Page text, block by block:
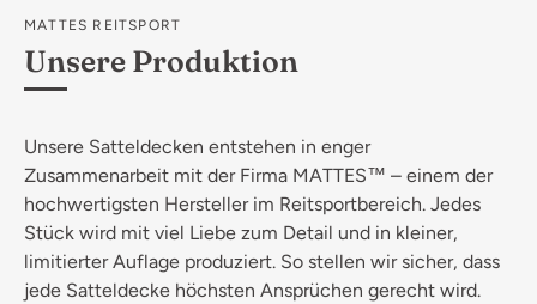
MATTES REITSPORT
Unsere Produktion
Unsere Satteldecken entstehen in enger
Zusammenarbeit mit der Firma MATTES™ – einem der
hochwertigsten Hersteller im Reitsportbereich. Jedes
Stück wird mit viel Liebe zum Detail und in kleiner,
limitierter Auflage produziert. So stellen wir sicher, dass
jede Satteldecke höchsten Ansprüchen gerecht wird.